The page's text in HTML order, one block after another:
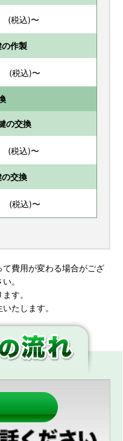
(税込)〜
作製
(税込)〜
の交換
(税込)〜
交換
(税込)〜
て費用が変わる場合がござ
。
す。
たします。